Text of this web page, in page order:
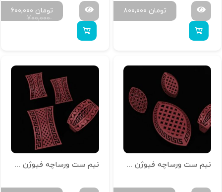
۸۰۰,۰۰۰ تومان
۷۰۰,۰۰۰
۶۰۰,۰۰۰ تومان
نیم ست ورساچه فیوژن کد 2 نیم ست ورساچه فیوژن کد 1